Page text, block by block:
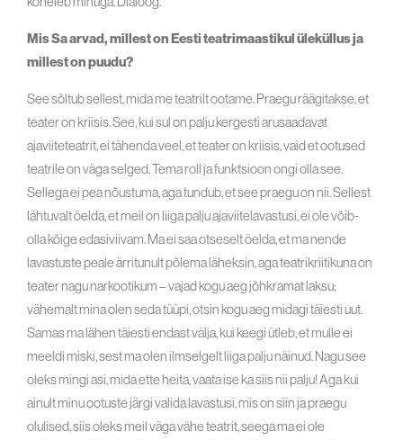
Mis Sa arvad, millest on Eesti teatrimaastikul üleküllus ja
millest on puudu?
See sõltub sellest, mida me teatrilt ootame. Praegu räägitakse, et
teater on kriisis. See, kui sul on palju kergesti arusaadavat
ajaviiteteatrit, ei tähenda veel, et teater on kriisis, vaid et ootused
teatrile on väga selged. Tema roll ja funktsioon ongi olla see.
Sellega ei pea nõustuma, aga tundub, et see praegu on nii. Sellest
lähtuvalt öelda, et meil on liiga palju ajaviitelavastusi, ei ole võib-
olla kõige edasiviivam. Ma ei saa otseselt öelda, et ma nende
lavastuste peale ärritunult põlema läheksin, aga teatrikriitikuna on
teater nagu narkootikum – vajad kogu aeg jõhkramat laksu;
vähemalt mina olen seda tüüpi, otsin kogu aeg midagi täiesti uut.
Samas ma lähen täiesti endast välja, kui keegi ütleb, et mulle ei
meeldi miski, sest ma olen ilmselgelt liiga palju näinud. Nagu see
oleks mingi asi, mida ette heita, vaata ise ka siis nii palju! Aga kui
ainult minu ootuste järgi valida lavastusi, mis on siin ja praegu
olulised, siis oleks meil väga vähe teatrit, seega ma ei ole